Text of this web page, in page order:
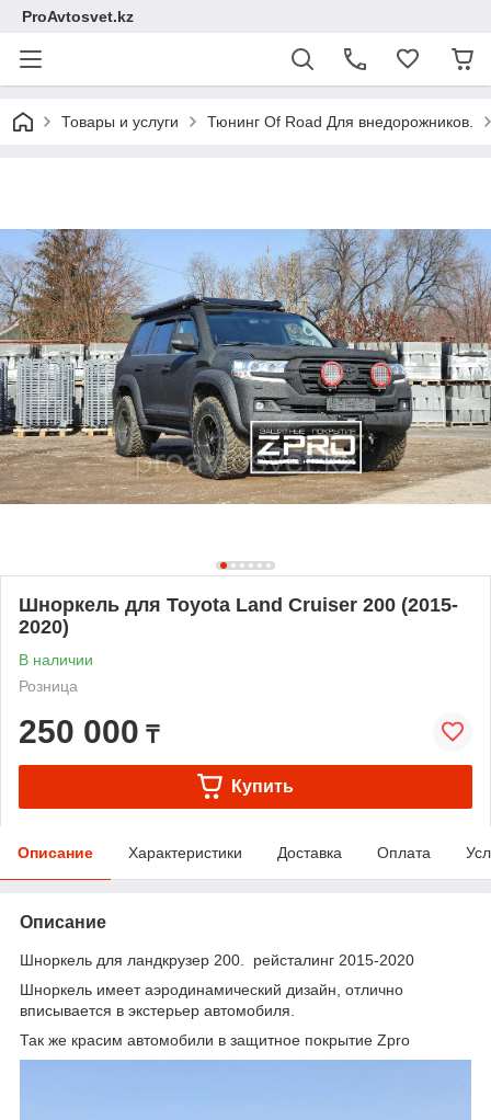
ProAvtosvet.kz
Товары и услуги Тюнинг Of Road Для внедорожников.
Шноркель для Toyota Land Cruiser 200 (2015-
2020)
В наличии
Розница
250 000 ₸
Купить
Описание Характеристики Доставка Оплата
Описание
Шноркель для ландкрузер 200. рейсталинг 2015-2020
Шноркель имеет аэродинамический дизайн, отлично
вписывается в экстерьер автомобиля.
Так же красим автомобили в защитное покрытие Zpro